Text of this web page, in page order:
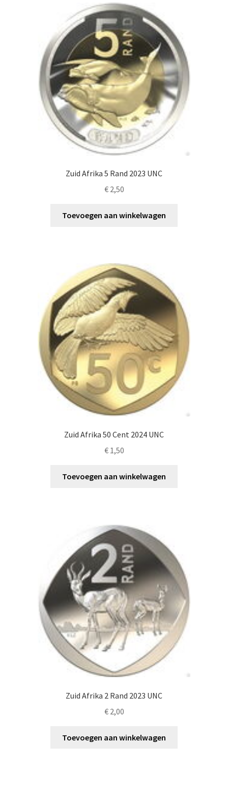
Zuid Afrika 5 Rand 2023 UNC
€2,50
Toevoegen aan winkelwagen
Zuid Afrika 50 Cent 2024 UNC
€1,50
Toevoegen aan winkelwagen
Zuid Afrika 2 Rand 2023 UNC
€2,00
Toevoegen aan winkelwagen